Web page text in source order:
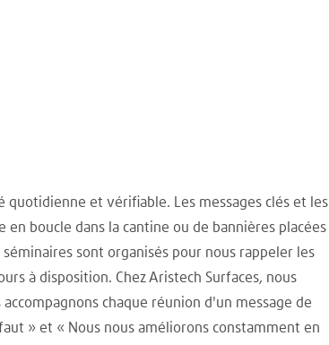
quotidienne et vérifiable. Les messages clés et les
boucle dans la cantine ou de bannières placées
sont organisés pour nous rappeler les
à disposition. Chez Aristech Surfaces, nous
chaque réunion d'un message de
» et « Nous nous améliorons constamment en